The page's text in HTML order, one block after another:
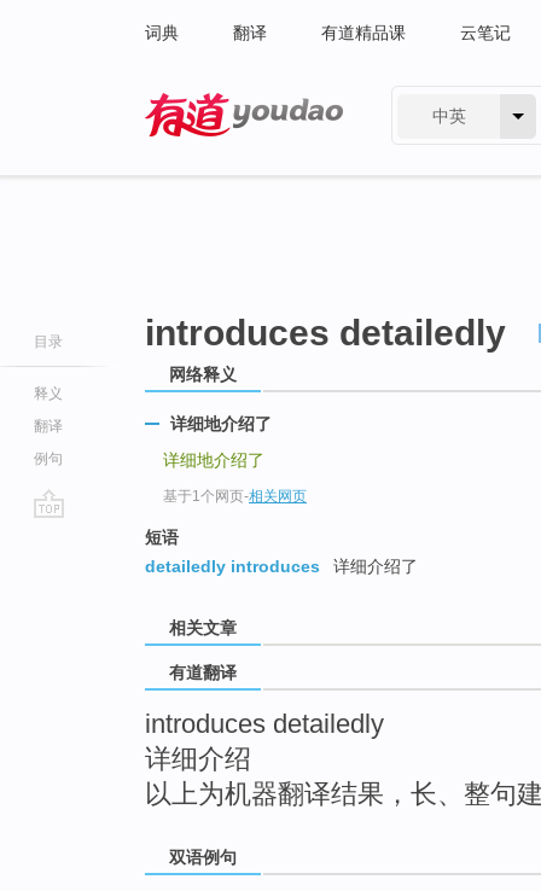
词典 翻译 有道精品课 云笔记
中英
目录
释义
翻译
例句
introduces detailedly
网络释义
详细地介绍了
详细地介绍了
基于1个网页-相关网页
短语
detailedly introduces
详细介绍了
相关文章
有道翻译
introduces detailedly
详细介绍
以上为机器翻译结果，长、整句
双语例句